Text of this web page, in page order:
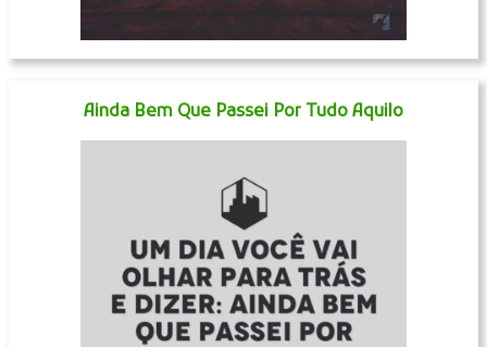
Ainda Bem Que Passei Por Tudo Aquilo